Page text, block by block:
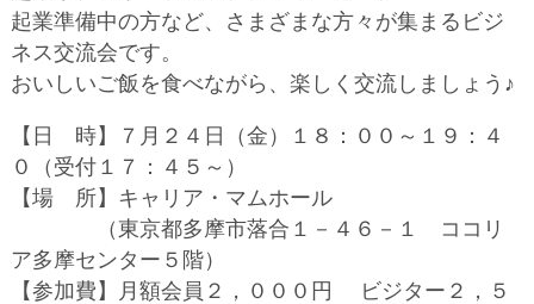
起業準備中の方など、さまざまな方々が集まるビジ
ネス交流会です。
おいしいご飯を食べながら、楽しく交流しましょう♪
【日 時】７月２４日（金）１８：００～１９：４
０（受付１７：４５～）
【場 所】キャリア・マムホール
（東京都多摩市落合１－４６－１ ココリ
ア多摩センター５階）
【参加費】月額会員２，０００円 ビジター２，５